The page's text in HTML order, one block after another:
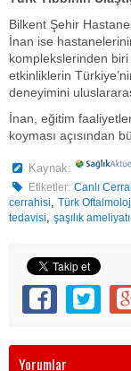
Bilkent Şehir
İnan ise
komplekslerinden
etkinliklerin
deneyimini
İnan, eğitim
koyması açısından
Kaynak:
Etiketler: Canlı
cerrahisi, Türk
tedavisi, şaşılık ameliyatı
Yorumlar